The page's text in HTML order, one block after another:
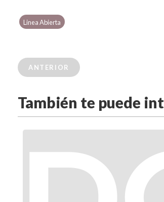
Linea Abierta
ANTERIOR
También te puede